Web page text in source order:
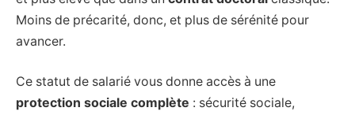
Moins de précarité, donc, et plus de sérénité pour
avancer.
Ce statut de salarié vous donne accès à une
protection sociale complète : sécurité sociale,